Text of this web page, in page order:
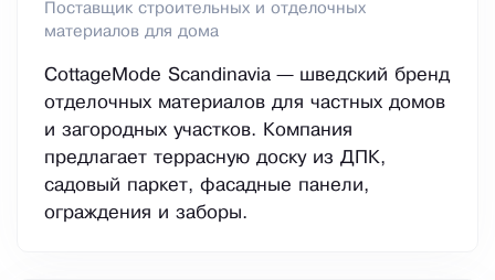
Поставщик строительных и отделочных
материалов для дома
CottageMode Scandinavia — шведский бренд
отделочных материалов для частных домов
и загородных участков. Компания
предлагает террасную доску из ДПК,
садовый паркет, фасадные панели,
ограждения и заборы.